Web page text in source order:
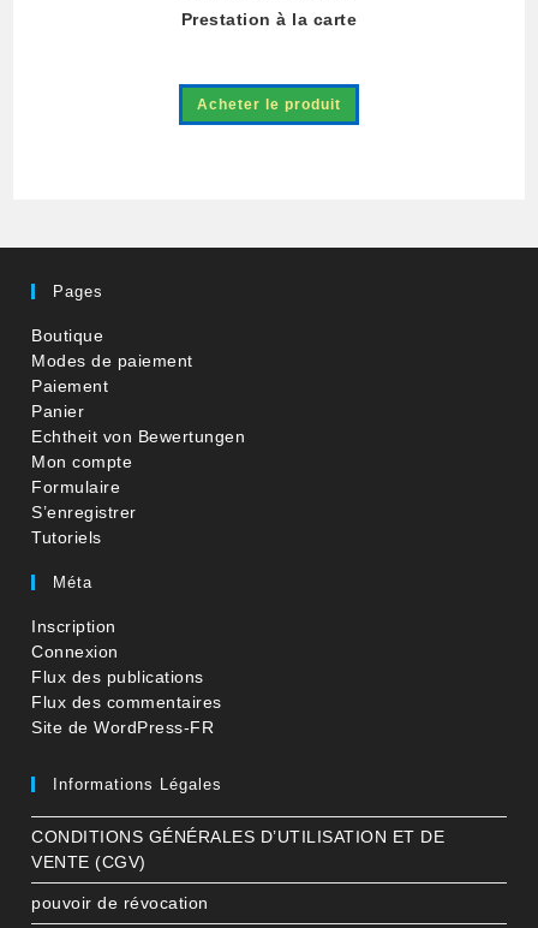
Prestation à la carte
Acheter le produit
Pages
Boutique
Modes de paiement
Paiement
Panier
Echtheit von Bewertungen
Mon compte
Formulaire
S’enregistrer
Tutoriels
Méta
Inscription
Connexion
Flux des publications
Flux des commentaires
Site de WordPress-FR
Informations Légales
CONDITIONS GÉNÉRALES D’UTILISATION ET DE
VENTE (CGV)
pouvoir de révocation